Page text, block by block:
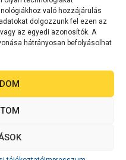
való hozzájárulás
dolgozzunk fel ezen az
az egyedi azonosítók. A
hátrányosan befolyásolhat
színes